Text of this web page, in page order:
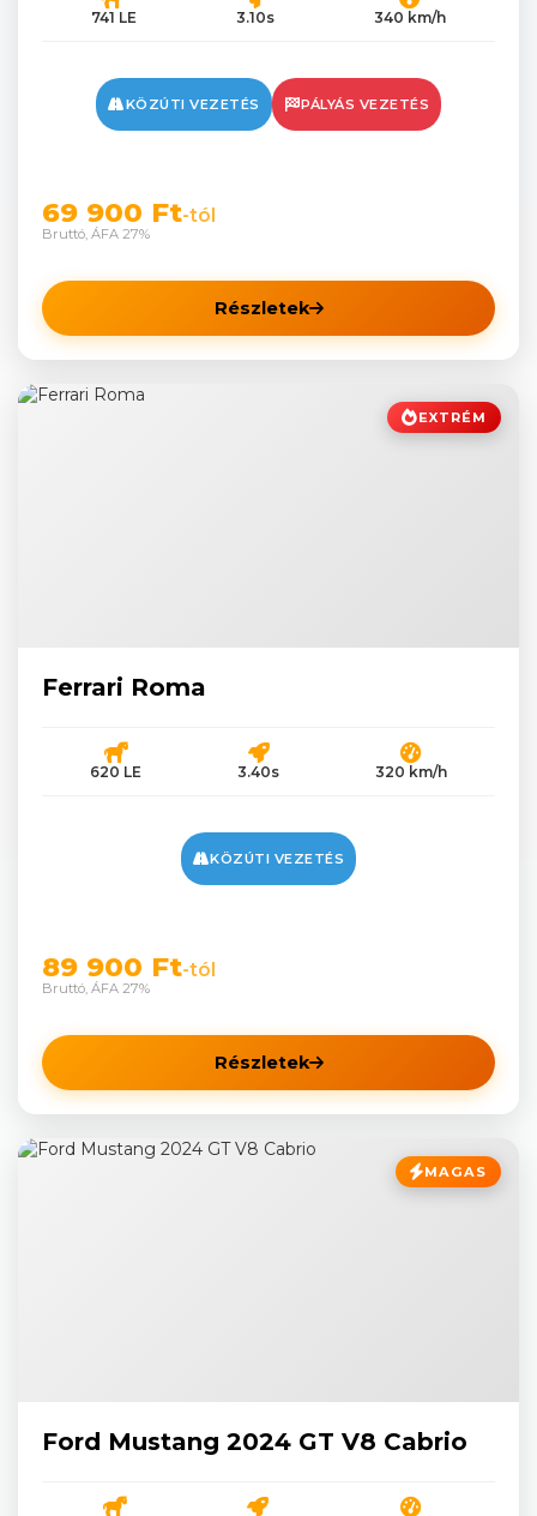
741 LE 3.10s 340 km/h
KÖZÚTI VEZETÉS PÁLYÁS VEZETÉS
69 900 Ft-tól
Bruttó, ÁFA 27%
Részletek
EXTRÉM
Ferrari Roma
620 LE 3.40s 320 km/h
KÖZÚTI VEZETÉS
89 900 Ft-tól
Bruttó, ÁFA 27%
Részletek
MAGAS
Ford Mustang 2024 GT V8 Cabrio